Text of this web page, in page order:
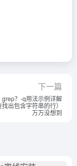
下一篇
grep？-q用法示例详解
找出包含字符串的行）
万万没想到